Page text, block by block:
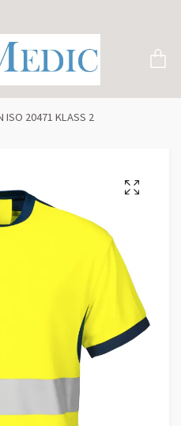
ISO 20471 KLASS 2